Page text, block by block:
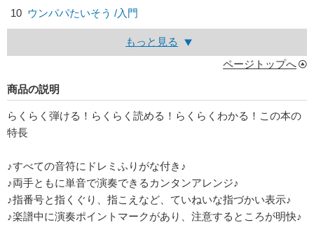
10 ウンパパたいそう /入門
もっと見る
ページトップへ
商品の説明
らくらく弾ける！らくらく読める！らくらくわかる！この本の
特長
♪すべての音符にドレミふりがな付き♪
♪両手ともに単音で演奏できるカンタンアレンジ♪
♪指番号と指くぐり、指こえなど、ていねいな指づかい表示♪
♪楽譜中に演奏ポイントマークがあり、注意するところが明快♪